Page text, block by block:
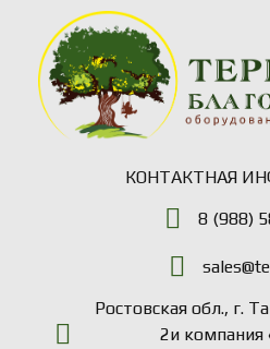
КОНТАКТНАЯ
8 (988)
Ростовская обл., г.
2и компания